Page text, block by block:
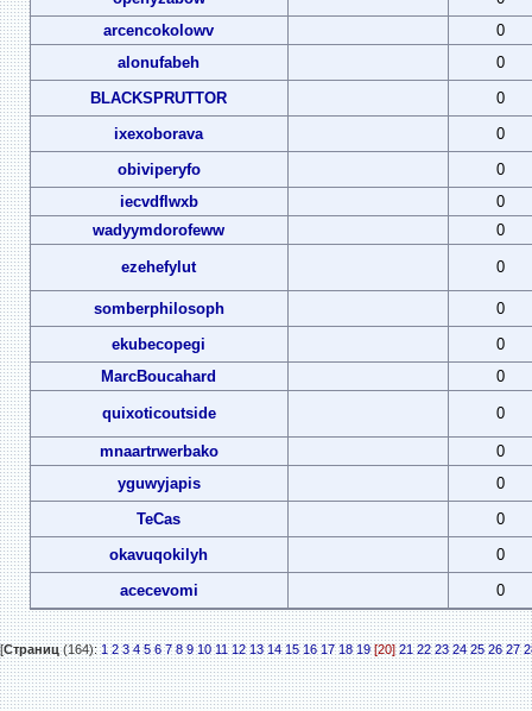
arcencokolowv
0
alonufabeh
0
BLACKSPRUTTOR
0
ixexoborava
0
obiviperyfo
0
iecvdflwxb
0
wadyymdorofeww
0
ezehefylut 0
somberphilosoph
0
ekubecopegi
0
MarcBoucahard
0
quixoticoutside 0
mnaartrwerbako
0
yguwyjapis
0
TeCas
0
okavuqokilyh
0
acecevomi
0
[Страниц(164):1 2 3 4 5 6 7 8 9 10 11 12 13 14 15 16 17 18 19 [20] 21 22 23 24 25 26 27